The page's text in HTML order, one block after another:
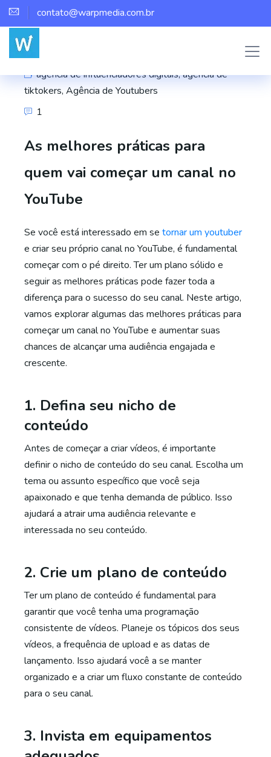
contato@warpmedia.com.br
agência de influenciadores digitais,agência de
tiktokers, Agência de Youtubers
1
As melhores práticas para
quem vai começar um canal no
YouTube
Se você está interessado em se tornar um youtuber
e criar seu próprio canal no YouTube, é fundamental
começar com o pé direito. Ter um plano sólido e
seguir as melhores práticas pode fazer toda a
diferença para o sucesso do seu canal. Neste artigo,
vamos explorar algumas das melhores práticas para
começar um canal no YouTube e aumentar suas
chances de alcançar uma audiência engajada e
crescente.
1. Defina seu nicho de
conteúdo
Antes de começar a criar vídeos, é importante
definir o nicho de conteúdo do seu canal. Escolha um
tema ou assunto específico que você seja
apaixonado e que tenha demanda de público. Isso
ajudará a atrair uma audiência relevante e
interessada no seu conteúdo.
2. Crie um plano de conteúdo
Ter um plano de conteúdo é fundamental para
garantir que você tenha uma programação
consistente de vídeos. Planeje os tópicos dos seus
vídeos, a frequência de upload e as datas de
lançamento. Isso ajudará você a se manter
organizado e a criar um fluxo constante de conteúdo
para o seu canal.
3. Invista em equipamentos